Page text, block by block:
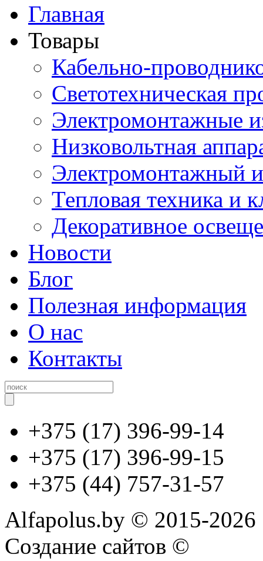
Главная
Товары
Кабельно-
Светотехническая
Электромонтажные
Низковольтная
Электромонтажный
Тепловая техника и
Декоративное
Новости
Блог
Полезная информация
О нас
Контакты
+375 (17) 396-99-14
+375 (17) 396-99-15
+375 (44) 757-31-57
Alfapolus.by © 2015-2026
Создание сайтов ©